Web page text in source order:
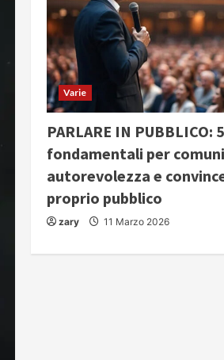
Varie
PARLARE IN
fondamentali per
autorevolezza e
proprio pubblico
zary 11 Marzo 2026